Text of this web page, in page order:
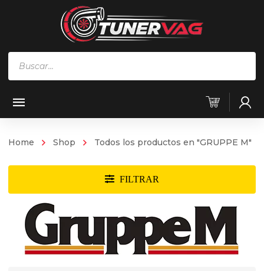
Home Shop Todos los productos en "GRUPPE M"